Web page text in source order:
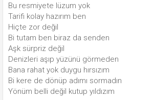
Bu resmiyete lüzum yok
Tarifi kolay hazırım ben
Hiçte zor değil
Bi tutam ben biraz da senden
Aşk sürpriz değil
Denizleri aşıp yüzünü görmeden
Bana rahat yok duygu hırsızım
Bi kere de dönüp adımı sormadın
Yönüm belli değil kutup yıldızım